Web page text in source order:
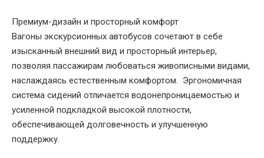
‌Премиум-дизайн и просторный комфорт‌
Вагоны экскурсионных автобусов сочетают в себе
изысканный внешний вид и просторный интерьер,
позволяя пассажирам любоваться живописными видами,
наслаждаясь естественным комфортом. Эргономичная
система сидений отличается водонепроницаемостью и
усиленной подкладкой высокой плотности,
обеспечивающей долговечность и улучшенную
поддержку.